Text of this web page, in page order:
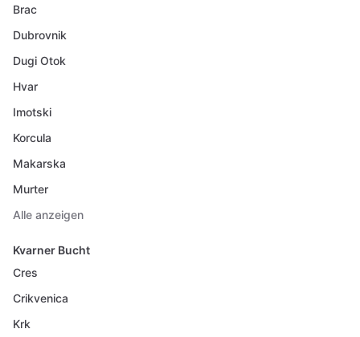
Brac
Dubrovnik
Dugi Otok
Hvar
Imotski
Korcula
Makarska
Murter
Alle anzeigen
Kvarner Bucht
Cres
Crikvenica
Krk